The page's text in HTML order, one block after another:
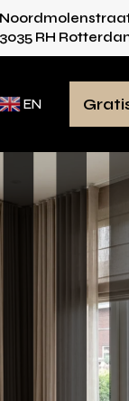
voor iedere
Noordmolenstraat
3035 RH
EN